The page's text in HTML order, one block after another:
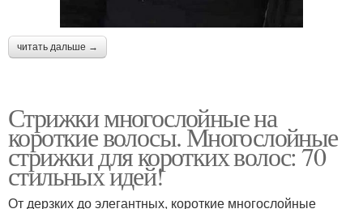
читать дальше →
Стрижки многослойные на
короткие волосы. Многослойные
стрижки для коротких волос: 70
стильных идей!
От дерзких до элегантных, короткие многослойные